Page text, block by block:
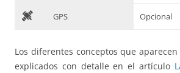
D GPS Opcional
Los diferentes conceptos que
explicados con detalle en el artículo